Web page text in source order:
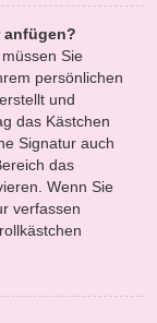
anfügen?
Sie
persönlichen
und
das Kästchen
Signatur auch
das
Wenn Sie
verfassen